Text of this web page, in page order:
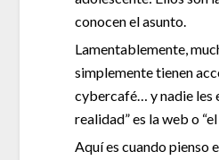
conocen el asunto.
Lamentablemente,
simplemente tienen
cybercafé… y nadie les
realidad” es la web o
Aquí es cuando pienso